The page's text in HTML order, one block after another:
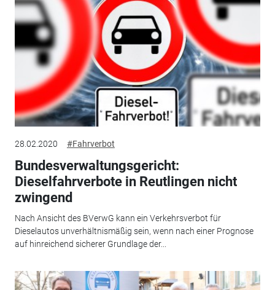
28.02.2020 #Fahrverbot
Bundesverwaltungsgericht:
Dieselfahrverbote in Reutlingen nicht
zwingend
Nach Ansicht des BVerwG kann ein Verkehrsverbot für
Dieselautos unverhältnismäßig sein, wenn nach einer Prognose
auf hinreichend sicherer Grundlage der...